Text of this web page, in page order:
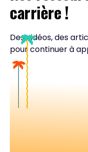
découvrez
bénéfices
méthodes pour
carrière !
Des vidéos, des
pour continuer à